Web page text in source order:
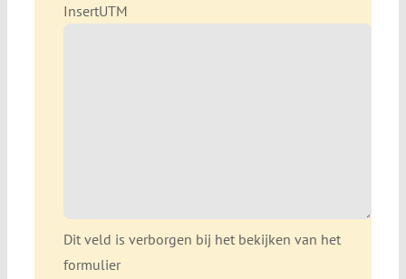
InsertUTM
Dit veld is verborgen bij het bekijken van het
formulier